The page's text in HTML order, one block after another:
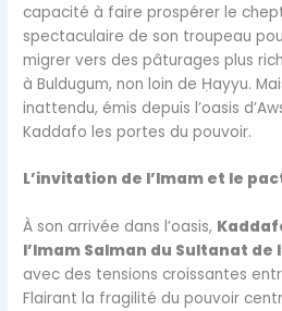
capacité à faire prospérer le
spectaculaire de son troupeau
migrer vers des pâturages plus
à Buldugum, non loin de Ḥayyu.
inattendu, émis depuis l’oasis
Kaddafo les portes du pouvoir.
L’invitation de l’Imam et le
À son arrivée dans l’oasis,
l’Imam Salman du Sultanat de
avec des tensions croissantes
Flairant la fragilité du pouvoir